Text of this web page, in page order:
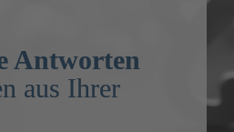
Antworten
aus Ihrer